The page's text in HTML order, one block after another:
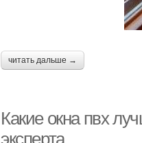
читать дальше →
Какие окна пвх
эксперта